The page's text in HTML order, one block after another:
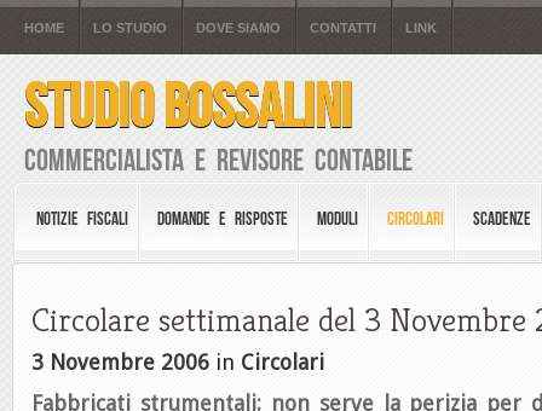
HOME LO STUDIO DOVE SIAMO CONTATTI LINK
STUDIO BOSSALINI
Commercialista e Revisore Contabile
NOTIZIE FISCALI DOMANDE E RISPOSTE MODULI CIRCOLARI SCADENZE
Circolare settimanale del 3 Novembre
3 Novembre 2006 in Circolari
Fabbricati strumentali: non serve la perizia per